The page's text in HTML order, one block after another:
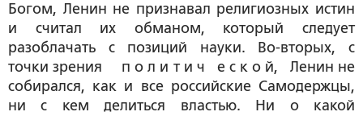
Богом, Ленин не признавал религиозных истин
и считал их обманом, который следует
разоблачать с позиций науки. Во-вторых, с
точки зрения п о л и т и ч е с к о й, Ленин не
собирался, как и все российские Самодержцы,
ни с кем делиться властью. Ни о какой